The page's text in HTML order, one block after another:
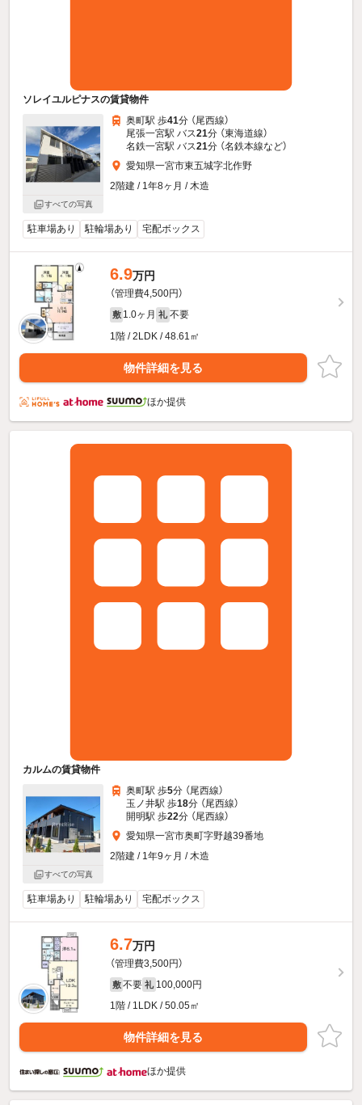
ソレイユルピナスの賃貸物件
すべての写真
奥町駅 歩41分 （尾西線）
尾張一宮駅 バス21分 （東海道線）
名鉄一宮駅 バス21分 （名鉄本線など）
愛知県一宮市東五城字北作野
2階建 / 1年8ヶ月 / 木造
駐車場あり 駐輪場あり 宅配ボックス
6.9万円
（管理費4,500円）
敷 1.0ヶ月 礼 不要
1階 / 2LDK / 48.61㎡
物件詳細を見る
ほか提供
カルムの賃貸物件
すべての写真
奥町駅 歩5分 （尾西線）
玉ノ井駅 歩18分 （尾西線）
開明駅 歩22分 （尾西線）
愛知県一宮市奥町字野越39番地
2階建 / 1年9ヶ月 / 木造
駐車場あり 駐輪場あり 宅配ボックス
6.7万円
（管理費3,500円）
敷 不要 礼 100,000円
1階 / 1LDK / 50.05㎡
物件詳細を見る
ほか提供